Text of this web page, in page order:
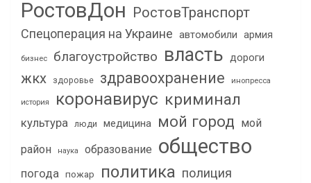
РостовДон РостовТранспорт
Спецоперация на Украине автомобили армия
бизнес благоустройство власть дороги
жкх здоровье здравоохранение инопресса
история коронавирус криминал
культура люди медицина мой город мой
район
наука образование общество
погода пожар политика полиция